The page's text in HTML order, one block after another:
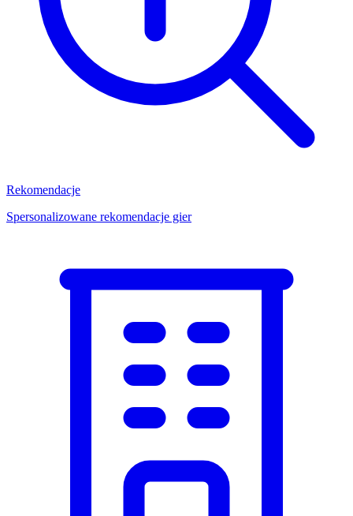
Rekomendacje
Spersonalizowane rekomendacje gier